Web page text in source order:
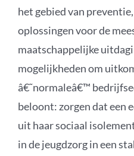
het gebied van
oplossingen voor de
maatschappelijke
mogelijkheden om
â€˜normaleâ€™
beloont: zorgen dat een
uit haar sociaal
in de jeugdzorg in een